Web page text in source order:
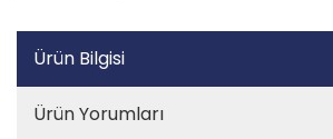
Ürün Bilgisi
Ürün Yorumları